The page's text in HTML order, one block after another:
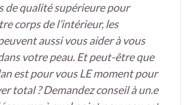
de qualité supérieure pour
corps de l’intérieur, les
aussi vous aider à vous
votre peau. Et peut-être que
est pour vous LE moment pour
total ? Demandez conseil à un.e